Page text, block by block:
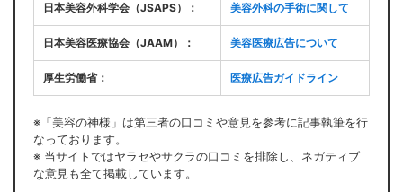
日本美容外科学会（JSAPS）： 美容外科の手術に関して
日本美容医療協会（JAAM）： 美容医療広告について
厚生労働省： 医療広告ガイドライン
※「美容の神様」は第三者の口コミや意見を参考に記事執筆を行
なっております。
※ 当サイトではヤラセやサクラの口コミを排除し、ネガティブ
な意見も全て掲載しています。